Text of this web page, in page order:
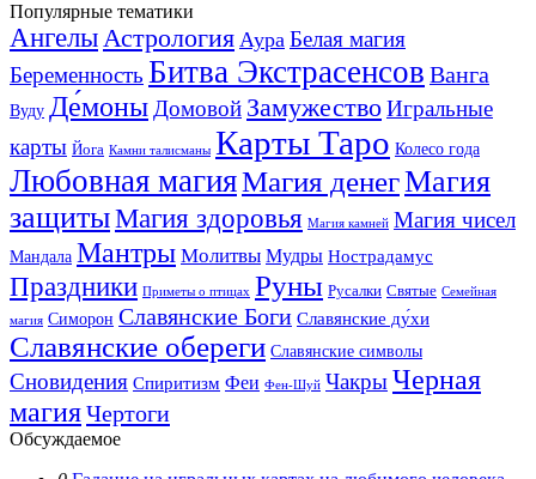
Популярные тематики
АнгелыАстрология Аура Белая магия
Беременность Битва Экстрасенсов Ванга
Вуду Де́моныДомовой ЗамужествоИгральные
карты Йога Камни талисманы Карты Таро Колесо года
Любовная магияМагия денегМагия
защитыМагия здоровья Магия камней Магия чисел
Мандала Мантры Молитвы Мудры Нострадамус
Праздники Приметы о птицах Руны Русалки Святые Семейная
магия Симорон Славянские Боги Славянские ду́хи
Славянские обереги Славянские символы
Сновидения Спиритизм Феи Фен-Шуй ЧакрыЧерная
магияЧертоги
Обсуждаемое